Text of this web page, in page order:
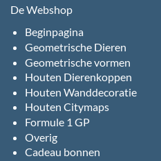
De Webshop
Beginpagina
Geometrische Dieren
Geometrische vormen
Houten Dierenkoppen
Houten Wanddecoratie
Houten Citymaps
Formule 1 GP
Overig
Cadeau bonnen